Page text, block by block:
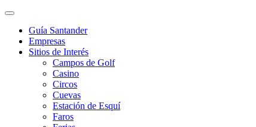
Guía Santander
Empresas
Sitios de Interés
Campos de Golf
Casino
Circos
Cuevas
Estación de Esquí
Faros